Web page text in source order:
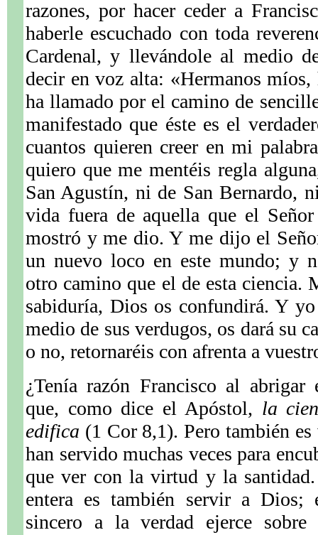
razones, por hacer ceder a
haberle escuchado con toda
Cardenal, y llevándole al medio
decir en voz alta: «Hermanos
ha llamado por el camino de
manifestado que éste es el
cuantos quieren creer en mi
quiero que me mentéis regla
San Agustín, ni de San Bernardo,
vida fuera de aquella que el
mostró y me dio. Y me dijo el
un nuevo loco en este mundo; y
otro camino que el de esta ciencia.
sabiduría, Dios os confundirá. Y
medio de sus verdugos, os dará su
o no, retornaréis con afrenta a
¿Tenía razón Francisco al abrigar
que, como dice el Apóstol, la
edifica (1 Cor 8,1). Pero también es
han servido muchas veces para
que ver con la virtud y la
entera es también servir a Dios;
sincero a la verdad ejerce